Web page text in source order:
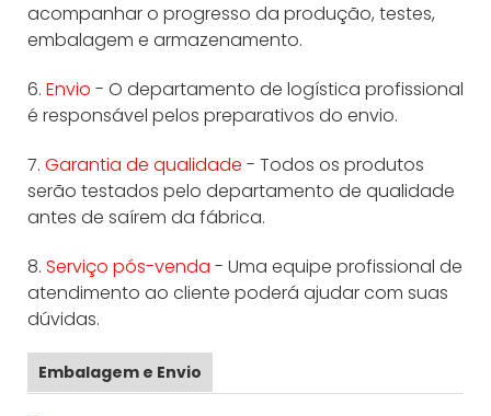
acompanhar o progresso da produção, testes,
embalagem e armazenamento.
6. Envio - O departamento de logística profissional
é responsável pelos preparativos do envio.
7. Garantia de qualidade - Todos os produtos
serão testados pelo departamento de qualidade
antes de saírem da fábrica.
8. Serviço pós-venda - Uma equipe profissional de
atendimento ao cliente poderá ajudar com suas
dúvidas.
Embalagem e Envio